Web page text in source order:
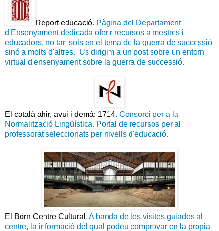
Report educació. Pàgina del Departament
d'Ensenyament dedicada oferir recursos a mestres i
educadors, no tan sols en el tema de la guerra de successió
sinó a molts d'altres. Us dirigim a un post sobre un entorn
virtual d'ensenyament sobre la guerra de successió.
El català ahir, avui i demà: 1714. Consorci per a la
Normalització Lingüística. Portal de recursos per al
professorat seleccionats per nivells d'educació.
El Born Centre Cultural . A banda de les visites guiades al
centre, la informació del qual podeu comprovar en la pròpia